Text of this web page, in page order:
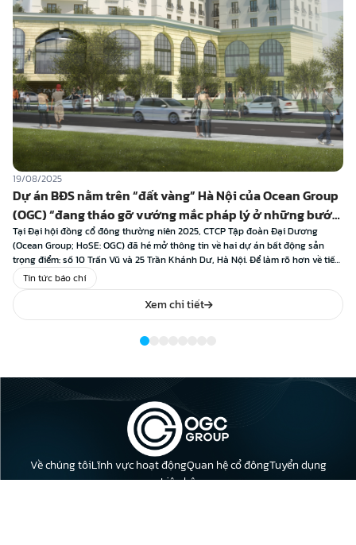
19/08/2025
Tin tức báo chí
Dự án BĐS nằm trên “đất vàng” Hà Nội của Ocean Group
(OGC) “đang tháo gỡ vướng mắc pháp lý ở những bước
cuối cùng”
Tại Đại hội đồng cổ đông thường niên 2025, CTCP Tập đoàn Đại Dương
(Ocean Group; HoSE: OGC) đã hé mở thông tin về hai dự án bất động sản
trọng điểm: số 10 Trấn Vũ và 25 Trần Khánh Dư, Hà Nội. Để làm rõ hơn về tiến
độ xử lý cũng như định […]
Xem chi tiết
Về chúng tôiLĩnh vực hoạt độngQuan hệ cổ đôngTuyển dụng
Liên hệ